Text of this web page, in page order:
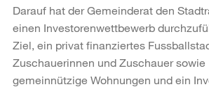
Darauf hat der Gemeinderat den
einen Investorenwettbewerb
Ziel, ein privat finanziertes
Zuschauerinnen und Zuschauer sowie
gemeinnützige Wohnungen und ein